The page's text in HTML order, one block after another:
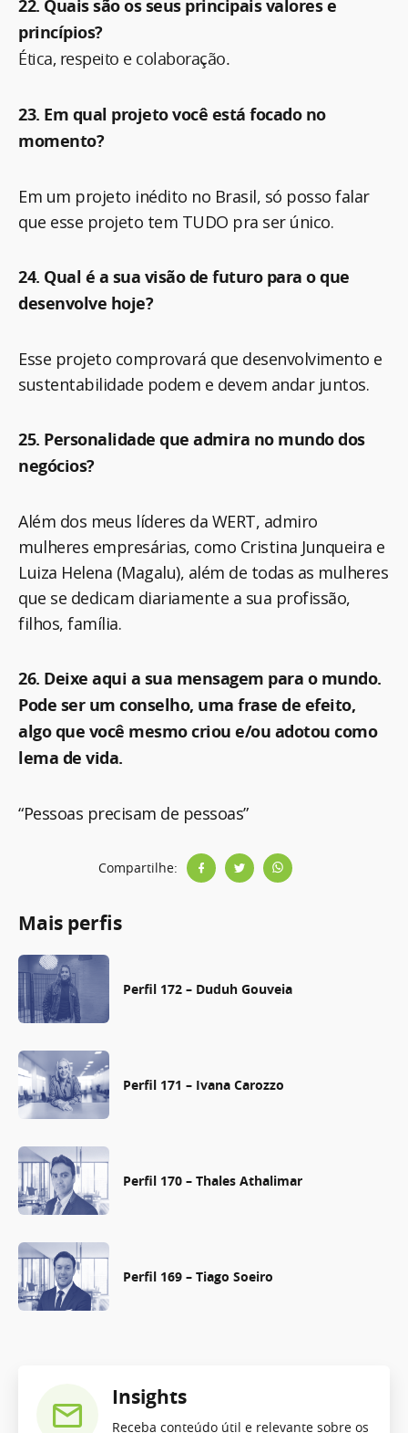
22. Quais são os seus principais valores e
princípios?
Ética, respeito e colaboração.
23. Em qual projeto você está focado no
momento?
Em um projeto inédito no Brasil, só posso falar
que esse projeto tem TUDO pra ser único.
24. Qual é a sua visão de futuro para o que
desenvolve hoje?
Esse projeto comprovará que desenvolvimento e
sustentabilidade podem e devem andar juntos.
25. Personalidade que admira no mundo dos
negócios?
Além dos meus líderes da WERT, admiro
mulheres empresárias, como Cristina Junqueira e
Luiza Helena (Magalu), além de todas as mulheres
que se dedicam diariamente a sua profissão,
filhos, família.
26. Deixe aqui a sua mensagem para o mundo.
Pode ser um conselho, uma frase de efeito,
algo que você mesmo criou e/ou adotou como
lema de vida.
“Pessoas precisam de pessoas”
Compartilhe:
Mais perfis
Perfil 172 – Duduh Gouveia
Perfil 171 – Ivana Carozzo
Perfil 170 – Thales Athalimar
Perfil 169 – Tiago Soeiro
Insights
Receba conteúdo útil e relevante sobre os